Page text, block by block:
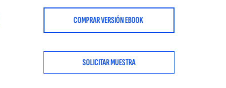
COMPRAR VERSIÓN EBOOK
SOLICITAR MUESTRA